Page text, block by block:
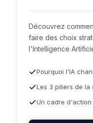
Découvrez
faire des choix
l'Intelligence
Pourquoi l'IA
Les 3 piliers de la
Un cadre